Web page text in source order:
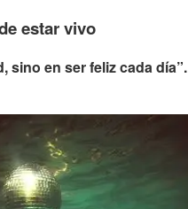
estar vivo
sino en ser feliz cada día”.